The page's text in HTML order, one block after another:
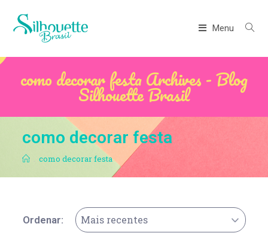
Menu
como decorar festa Archives - Blog
Silhouette Brasil
como decorar festa
. como decorar festa
Ordenar: Mais recentes